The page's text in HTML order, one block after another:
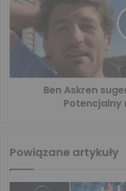
Ben Askren
Potencjalny
Powiązane artykuły